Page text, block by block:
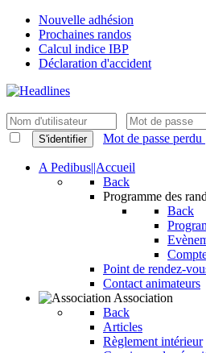
Nouvelle adhésion
Prochaines randos
Calcul indice IBP
Déclaration d'accident
S'identifier Mot de passe perdu
A Pedibus||Accueil
Back
Programme des
Back
Point de rendez-
Contact animateurs
Association
Back
Articles
Règlement intérieur